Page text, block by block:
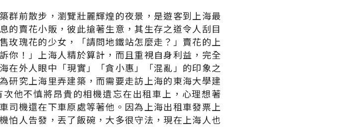
群前散步，瀏覽壯麗輝煌的夜景，是遊客到上海最
的賣花小販，彼此搶著生意，其生存之道令人刮目
玫瑰花的少女，「請問地鐵站怎麼走？」賣花的上
你！」上海人精於算計，而且重視自身利益，完全
在外人眼中「現實」「貪小惠」「混亂」的印象之
研究上海里弄建築，而需要走訪上海的東海大學建
他不慎將昂貴的相機遺忘在出租車上，心理想著
司機還在下車原處等著他。因為上海出租車發票上
怕人告發，丟了飯碗，大多很守法，現在上海人也